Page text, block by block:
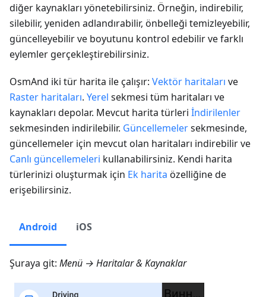
diğer kaynakları yönetebilirsiniz. Örneğin, indirebilir,
silebilir, yeniden adlandırabilir, önbelleği temizleyebilir,
güncelleyebilir ve boyutunu kontrol edebilir ve farklı
eylemler gerçekleştirebilirsiniz.
OsmAnd iki tür harita ile çalışır: Vektör haritaları ve
Raster haritaları. Yerel sekmesi tüm haritaları ve
kaynakları depolar. Mevcut harita türleri İndirilenler
sekmesinden indirilebilir. Güncellemelersekmesinde,
güncellemeler için mevcut olan haritaları indirebilir ve
Canlı güncellemeleri kullanabilirsiniz. Kendi harita
türlerinizi oluşturmak için Ek harita özelliğine de
erişebilirsiniz.
Android iOS
Şuraya git: Menü → Haritalar & Kaynaklar